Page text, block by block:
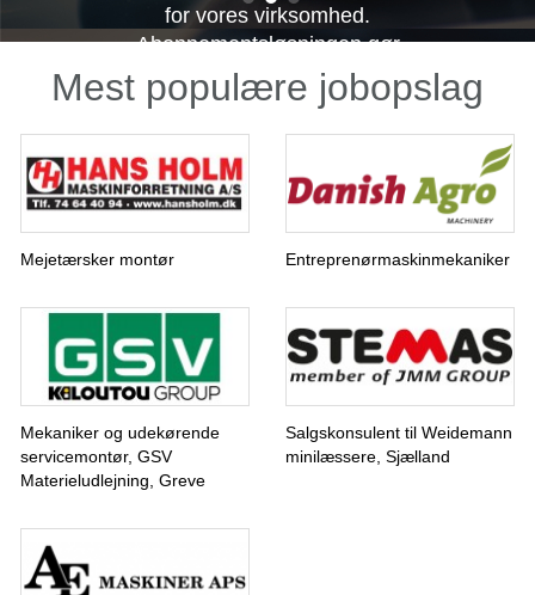
for vores virksomhed.
Abonnementsløsningen gør
det nemt og enkelt for os at
holde styr på alle de
jobopslag, der måtte
komme i løbet af året.
Derfor kan jeg varmt
anbefale Branchejob til
Alice Bøcker | Hjallerup
Maskinforretning A/S
Mest populære jobopslag
Mejetærsker montør Entreprenørmaskinmekaniker
Mekaniker og udekørende
servicemontør, GSV
Materieludlejning, Greve
Salgskonsulent til Weidemann
minilæssere, Sjælland